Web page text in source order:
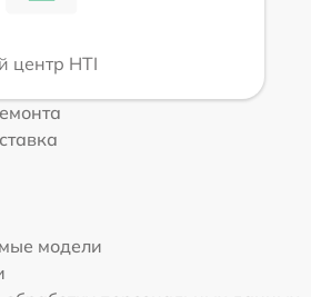
центр HTI
модели